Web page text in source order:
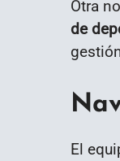
Otra
de
El